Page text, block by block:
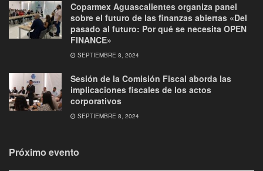
Coparmex Aguascalientes organiza panel
sobre el futuro de las finanzas abiertas «Del
pasado al futuro: Por qué se necesita OPEN
FINANCE»
SEPTIEMBRE 8, 2024
Sesión de la Comisión Fiscal aborda las
implicaciones fiscales de los actos
corporativos
SEPTIEMBRE 8, 2024
Próximo evento